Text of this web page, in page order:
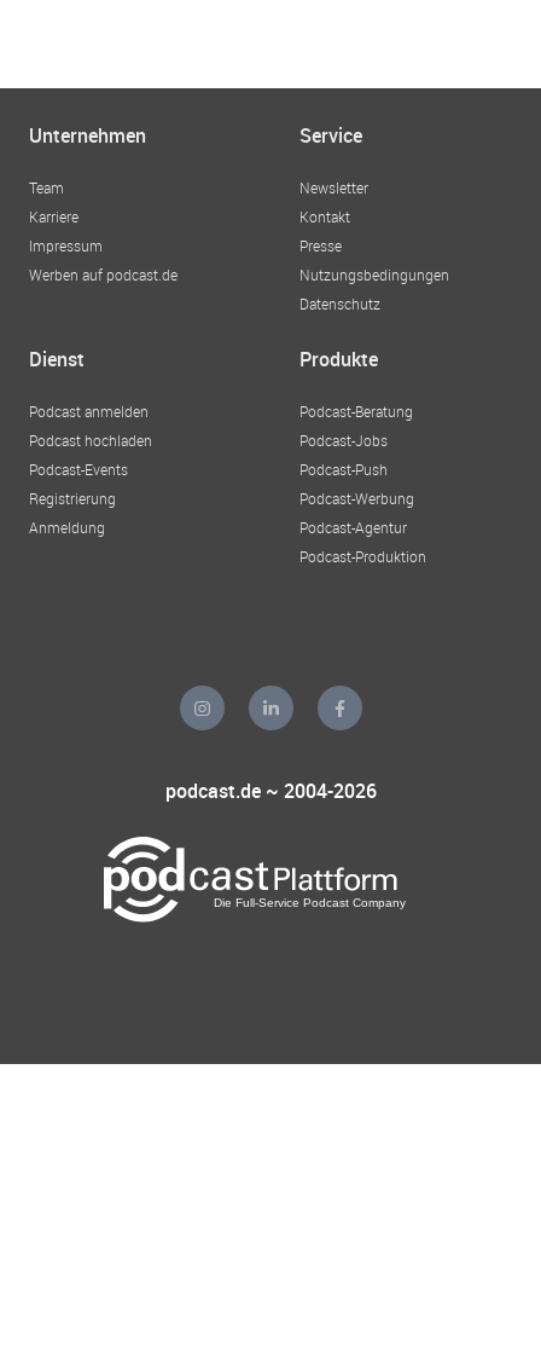
Unternehmen
Team
Karriere
Impressum
Werben auf podcast.de
Service
Newsletter
Kontakt
Presse
Nutzungsbedingungen
Datenschutz
Dienst
Podcast anmelden
Podcast hochladen
Podcast-Events
Registrierung
Anmeldung
Produkte
Podcast-Beratung
Podcast-Jobs
Podcast-Push
Podcast-Werbung
Podcast-Agentur
Podcast-Produktion
podcast.de ~ 2004-2026